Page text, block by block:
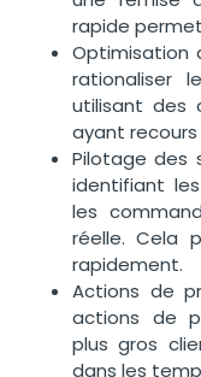
rapide
Optimisation
rationaliser
utilisant des
ayant
Pilotage des
identifiant
les
réelle. Cela
rapidement.
Actions de
actions de
plus gros
dans les